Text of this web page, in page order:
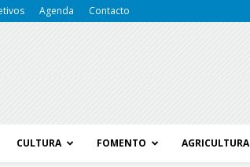
Agenda Contacto
CULTURA FOMENTO AGRICULTURA